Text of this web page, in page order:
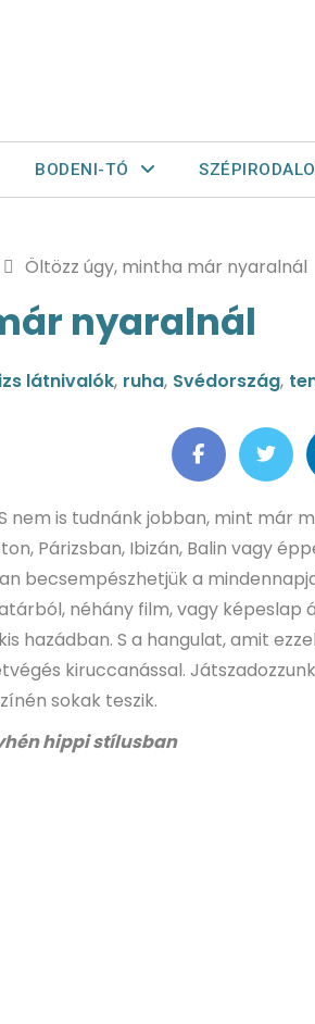
BODENI-TÓ
Öltözz úgy, mintha már nyaralnál
nyaralnál
látnivalók, ruha, Svédország,
nem is tudnánk jobban, mint már
Párizsban, Ibizán, Balin vagy
becsempészhetjük a
néhány film, vagy képeslap
hazádban. S a hangulat, amit
kiruccanással.
sokak teszik.
hippi stílusban